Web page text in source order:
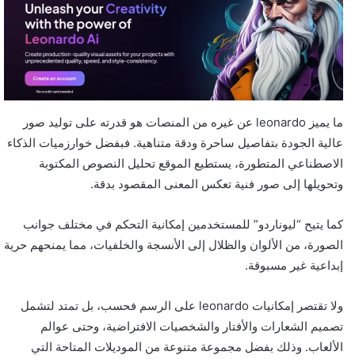
ما يميز leonardo عن غيره من المنصات هو قدرته على توليد صور
عالية الجودة بتفاصيل ساحرة ودقة متناهية. فبفضل خوارزميات الذكاء
الاصطناعي المتطورة، يستطيع الموقع تحليل النصوص المكتوبة
وتحويلها إلى صور فنية تعكس المعنى المقصود بدقة.
كما يتيح “ليوناردو” للمستخدمين إمكانية التحكم في مختلف جوانب
الصورة، من الألوان والظلال إلى الأنسجة والخلفيات، مما يمنحهم حرية
إبداعية غير مسبوقة.
ولا تقتصر إمكانيات leonardo على الرسم فحسب، بل تمتد لتشمل
تصميم الشعارات والأفتار والشخصيات الافتراضية، وحتى عوالم
الألعاب. وذلك بفضل مجموعة متنوعة من الموديلات المتاحة التي